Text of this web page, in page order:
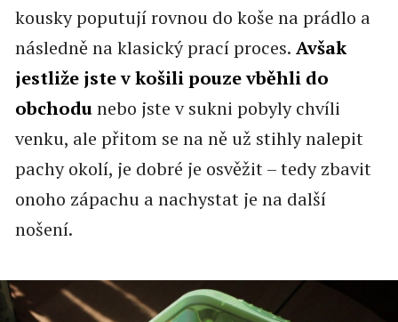
kousky poputují rovnou do koše na prádlo a
následně na klasický prací proces. Avšak
jestliže jste v košili pouze vběhli do
obchodunebo jste v sukni pobyly chvíli
venku, ale přitom se na ně už stihly nalepit
pachy okolí, je dobré je osvěžit – tedy zbavit
onoho zápachu a nachystat je na další
nošení.